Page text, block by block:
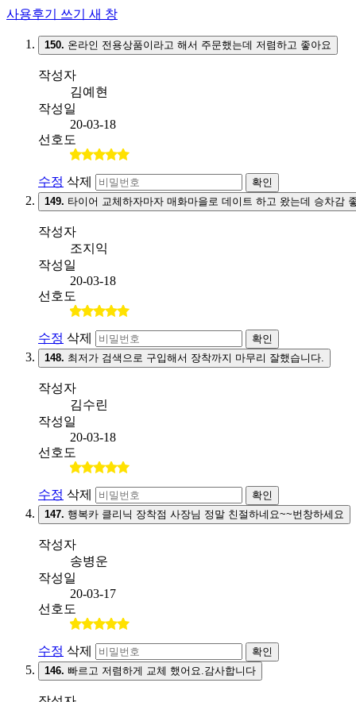
사용후기 쓰기 새 창
150. 온라인 전용상품이라고 해서 주문했는데 저렴하고 좋아요
작성자
김예현
작성일
20-03-18
선호도
수정 삭제
확인
149. 타이어 교체하자마자 매화마을로 데이트 하고 왔는데 승차감
작성자
조지익
작성일
20-03-18
선호도
수정 삭제
확인
148. 최저가 검색으로 구입해서 장착까지 마무리 잘했습니다.
작성자
김수린
작성일
20-03-18
선호도
수정 삭제
확인
147. 행복카 클리닉 장착점 사장님 정말 친절하네요~~번창하세요
작성자
송병운
작성일
20-03-17
선호도
수정 삭제
확인
146. 빠르고 저렴하게 교체 했어요.감사합니다